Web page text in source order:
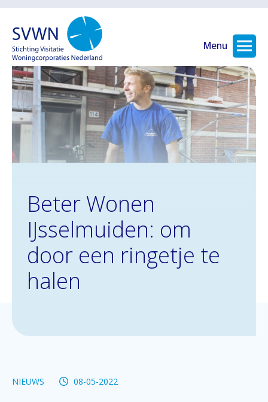
Menu
Beter Wonen
IJsselmuiden: om
door een ringetje te
halen
NIEUWS 08-05-2022